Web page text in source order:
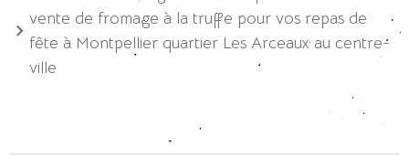
vente de fromage à la truffe pour vos repas de
fête à Montpellier quartier Les Arceaux au centre-
ville